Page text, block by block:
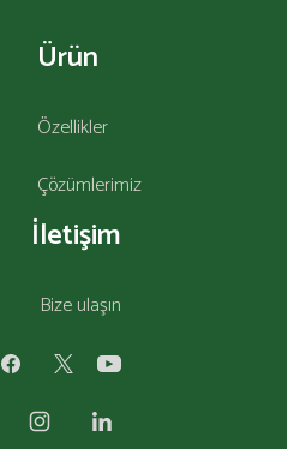
Ürün
Özellikler
Çözümlerimiz
İletişim
Bize ulaşın